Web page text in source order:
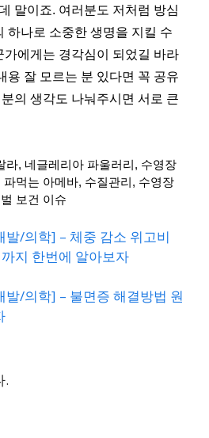
말이죠. 여러분도 저처럼 방심
하나로 소중한 생명을 지킬 수
가에게는 경각심이 되었길 바라
용 잘 모르는 분 있다면 꼭 공유
의 생각도 나눠주시면 서로 큰
라, 네글레리아 파울러리, 수영장
먹는 아메바, 수질관리, 수영장
보건 이슈
/의학] – 체중 감소 위고비
지 한번에 알아보자
/의학] – 불면증 해결방법 원
.